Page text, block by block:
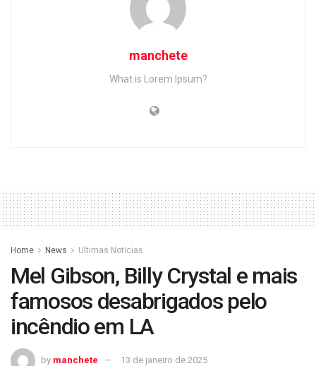
manchete
What is Lorem Ipsum?
Home News Ultimas Noticias
Mel Gibson, Billy Crystal e mais
famosos desabrigados pelo
incêndio em LA
by manchete 13 de janeiro de 2025